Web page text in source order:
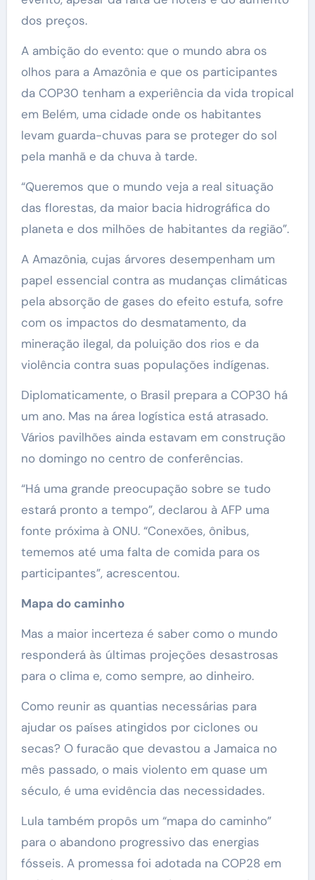
dos preços.
A ambição do evento: que o mundo abra os
olhos para a Amazônia e que os participantes
da COP30 tenham a experiência da vida tropical
em Belém, uma cidade onde os habitantes
levam guarda-chuvas para se proteger do sol
pela manhã e da chuva à tarde.
“Queremos que o mundo veja a real situação
das florestas, da maior bacia hidrográfica do
planeta e dos milhões de habitantes da região”.
A Amazônia, cujas árvores desempenham um
papel essencial contra as mudanças climáticas
pela absorção de gases do efeito estufa, sofre
com os impactos do desmatamento, da
mineração ilegal, da poluição dos rios e da
violência contra suas populações indígenas.
Diplomaticamente, o Brasil prepara a COP30 há
um ano. Mas na área logística está atrasado.
Vários pavilhões ainda estavam em construção
no domingo no centro de conferências.
“Há uma grande preocupação sobre se tudo
estará pronto a tempo”, declarou à AFP uma
fonte próxima à ONU. “Conexões, ônibus,
tememos até uma falta de comida para os
participantes”, acrescentou.
Mapa do caminho
Mas a maior incerteza é saber como o mundo
responderá às últimas projeções desastrosas
para o clima e, como sempre, ao dinheiro.
Como reunir as quantias necessárias para
ajudar os países atingidos por ciclones ou
secas? O furacão que devastou a Jamaica no
mês passado, o mais violento em quase um
século, é uma evidência das necessidades.
Lula também propôs um “mapa do caminho”
para o abandono progressivo das energias
fósseis. A promessa foi adotada na COP28 em